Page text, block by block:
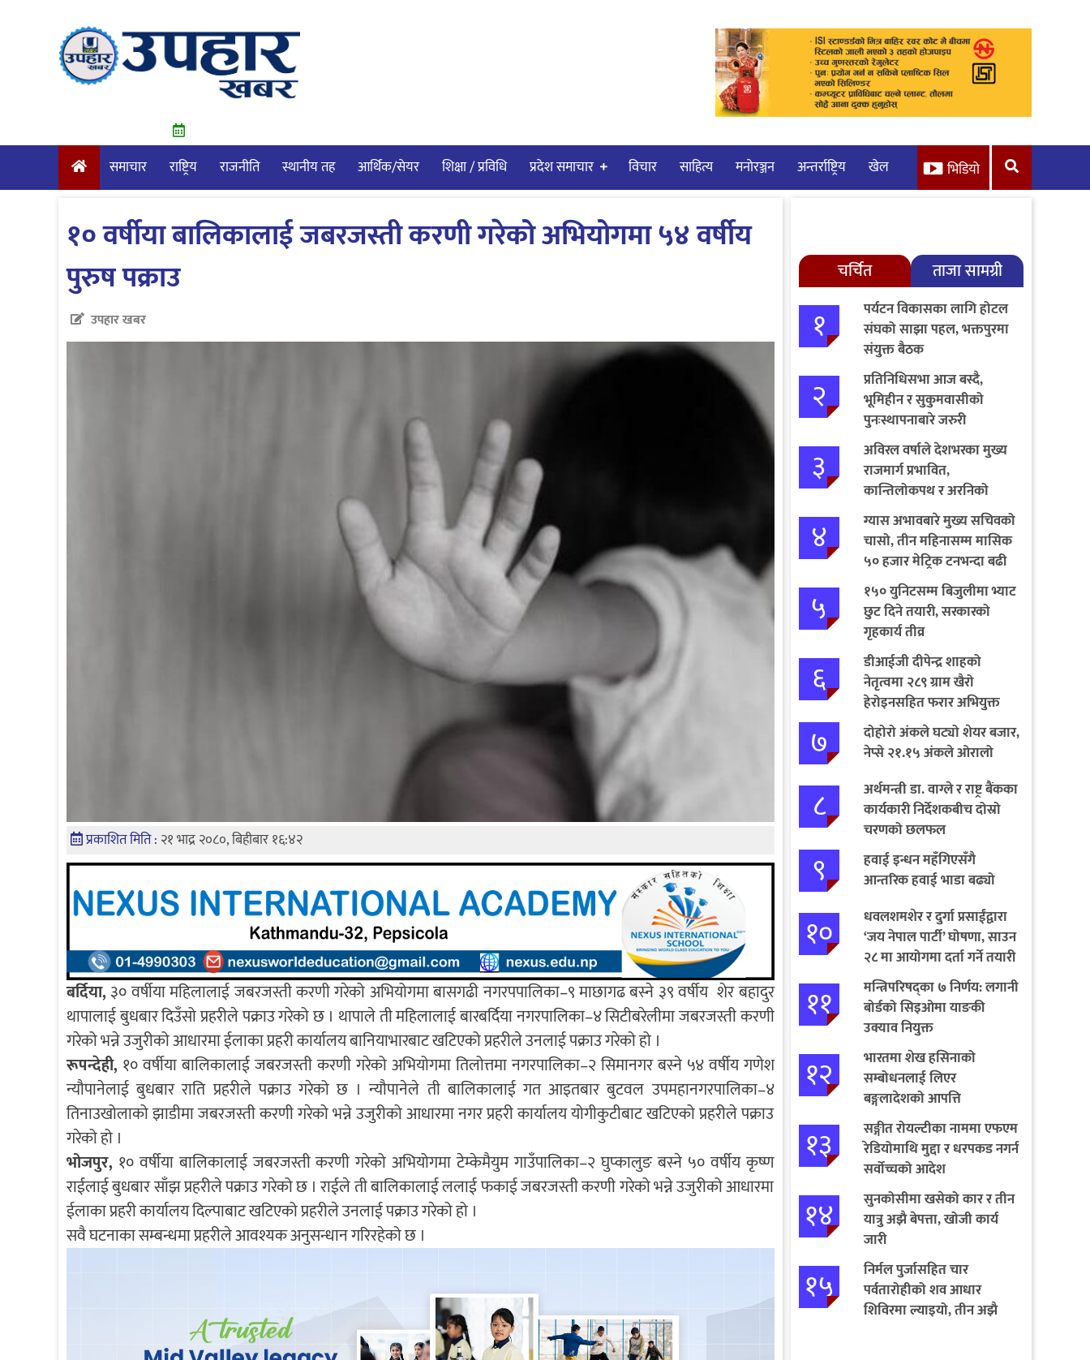
समाचार राष्ट्रिय राजनीति स्थानीय तह आर्थिक/सेयर शिक्षा / प्रविधि प्रदेश समाचार विचार साहित्य मनाेरञ्जन अन्तर्राष्ट्रिय खेल भिडियो
१० वर्षीया बालिकालाई जबरजस्ती करणी गरेको अभियोगमा ५४ वर्षीय
पुरुष पक्राउ
उपहार खबर
प्रकाशित मिति : २१ भाद्र २०८०, बिहीबार १६:४२
बर्दिया, ३० वर्षीया महिलालाई जबरजस्ती करणी गरेको अभियोगमा बासगढी नगरपपालिका–९ माछागढ बस्ने ३९ वर्षीय शेर बहादुर
थापालाई बुधबार दिउँसो प्रहरीले पक्राउ गरेको छ । थापाले ती महिलालाई बारबर्दिया नगरपालिका–४ सिटीबरेलीमा जबरजस्ती करणी
गरेको भन्ने उजुरीको आधारमा ईलाका प्रहरी कार्यालय बानियाभारबाट खटिएको प्रहरीले उनलाई पक्राउ गरेको हो ।
रूपन्देही, १० वर्षीया बालिकालाई जबरजस्ती करणी गरेको अभियोगमा तिलोत्तमा नगरपालिका–२ सिमानगर बस्ने ५४ वर्षीय गणेश
न्यौपानेलाई बुधबार राति प्रहरीले पक्राउ गरेको छ । न्यौपानेले ती बालिकालाई गत आइतबार बुटवल उपमहानगरपालिका–४
तिनाउखोलाको झाडीमा जबरजस्ती करणी गरेको भन्ने उजुरीको आधारमा नगर प्रहरी कार्यालय योगीकुटीबाट खटिएको प्रहरीले पक्राउ
गरेको हो ।
भोजपुर, १० वर्षीया बालिकालाई जबरजस्ती करणी गरेको अभियोगमा टेम्केमैयुम गाउँपालिका–२ घुप्कालुङ बस्ने ५० वर्षीय कृष्ण
राईलाई बुधबार साँझ प्रहरीले पक्राउ गरेको छ । राईले ती बालिकालाई ललाई फकाई जबरजस्ती करणी गरेको भन्ने उजुरीको आधारमा
ईलाका प्रहरी कार्यालय दिल्पाबाट खटिएको प्रहरीले उनलाई पक्राउ गरेको हो ।
सवै घटनाका सम्बन्धमा प्रहरीले आवश्यक अनुसन्धान गरिरहेको छ ।
चर्चित ताजा सामग्री
१
पर्यटन विकासका लागि होटल
संघको साझा पहल, भक्तपुरमा
संयुक्त बैठक
२
प्रतिनिधिसभा आज बस्दै,
भूमिहीन र सुकुमवासीको
पुनःस्थापनाबारे जरुरी
प्रस्तावमाथि छलफल हुने
३
अविरल वर्षाले देशभरका मुख्य
राजमार्ग प्रभावित,
कान्तिलोकपथ र अरनिको
राजमार्ग पूर्ण अवरुद्ध
४
ग्यास अभावबारे मुख्य सचिवको
चासो, तीन महिनासम्म मासिक
५० हजार मेट्रिक टनभन्दा बढी
आयात गर्ने निर्णय
५
१५० युनिटसम्म बिजुलीमा भ्याट
छुट दिने तयारी, सरकारको
गृहकार्य तीव्र
६
डीआईजी दीपेन्द्र शाहको
नेतृत्वमा २८९ ग्राम खैरो
हेरोइनसहित फरार अभियुक्त
पक्राउ
७
दोहोरो अंकले घट्यो शेयर बजार,
नेप्से २१.१५ अंकले ओरालो
८
अर्थमन्त्री डा. वाग्ले र राष्ट्र बैंकका
कार्यकारी निर्देशकबीच दोस्रो
चरणको छलफल
९
हवाई इन्धन महँगिएसँगै
आन्तरिक हवाई भाडा बढ्यो
१०
धवलशमशेर र दुर्गा प्रसाईंद्वारा
‘जय नेपाल पार्टी’ घोषणा, साउन
२८ मा आयोगमा दर्ता गर्ने तयारी
११
मन्त्रिपरिषद्का ७ निर्णय: लगानी
बोर्डको सिइओमा याङकी
उक्याव नियुक्त
१२
भारतमा शेख हसिनाको
सम्बोधनलाई लिएर
बङ्गलादेशको आपत्ति
१३
सङ्गीत रोयल्टीका नाममा एफएम
रेडियोमाथि मुद्दा र धरपकड नगर्न
सर्वोच्चको आदेश
१४
सुनकोसीमा खसेको कार र तीन
यात्रु अझै बेपत्ता, खोजी कार्य
जारी
१५
निर्मल पुर्जासहित चार
पर्वतारोहीको शव आधार
शिविरमा ल्याइयो, तीन अझै